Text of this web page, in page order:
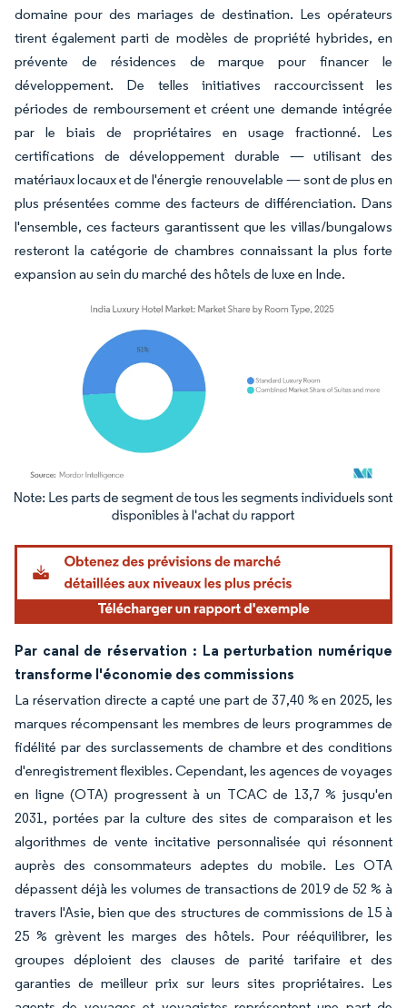
domaine pour des mariages de destination. Les opérateurs
tirent également parti de modèles de propriété hybrides, en
prévente de résidences de marque pour financer le
développement. De telles initiatives raccourcissent les
périodes de remboursement et créent une demande intégrée
par le biais de propriétaires en usage fractionné. Les
certifications de développement durable — utilisant des
matériaux locaux et de l'énergie renouvelable — sont de plus en
plus présentées comme des facteurs de différenciation. Dans
l'ensemble, ces facteurs garantissent que les villas/bungalows
resteront la catégorie de chambres connaissant la plus forte
expansion au sein du marché des hôtels de luxe en Inde.
Image © Mordor Intelligence. La réutilisation nécessite une attribution sous CC BY
Par canal de réservation : La perturbation numérique
transforme l'économie des commissions
La réservation directe a capté une part de 37,40 % en 2025, les
marques récompensant les membres de leurs programmes de
fidélité par des surclassements de chambre et des conditions
d'enregistrement flexibles. Cependant, les agences de voyages
en ligne (OTA) progressent à un TCAC de 13,7 % jusqu'en
2031, portées par la culture des sites de comparaison et les
algorithmes de vente incitative personnalisée qui résonnent
auprès des consommateurs adeptes du mobile. Les OTA
dépassent déjà les volumes de transactions de 2019 de 52 % à
travers l'Asie, bien que des structures de commissions de 15 à
25 % grèvent les marges des hôtels. Pour rééquilibrer, les
groupes déploient des clauses de parité tarifaire et des
garanties de meilleur prix sur leurs sites propriétaires. Les